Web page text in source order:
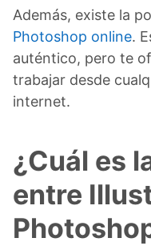
Además, existe la
Photoshop online.
auténtico, pero te
trabajar desde
internet.
¿Cuál es
entre